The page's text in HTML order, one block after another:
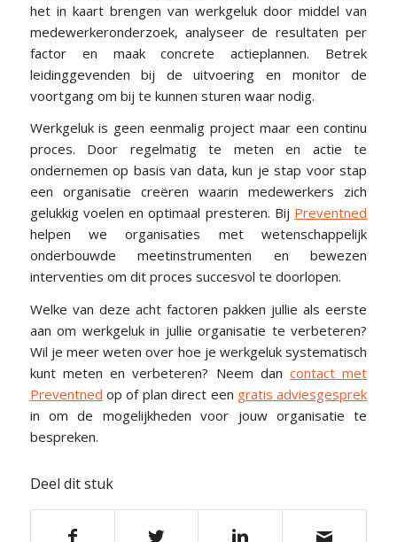
het in kaart brengen van werkgeluk door middel van
medewerkeronderzoek, analyseer de resultaten per
factor en maak concrete actieplannen. Betrek
leidinggevenden bij de uitvoering en monitor de
voortgang om bij te kunnen sturen waar nodig.
Werkgeluk is geen eenmalig project maar een continu
proces. Door regelmatig te meten en actie te
ondernemen op basis van data, kun je stap voor stap
een organisatie creëren waarin medewerkers zich
gelukkig voelen en optimaal presteren. Bij Preventned
helpen we organisaties met wetenschappelijk
onderbouwde meetinstrumenten en bewezen
interventies om dit proces succesvol te doorlopen.
Welke van deze acht factoren pakken jullie als eerste
aan om werkgeluk in jullie organisatie te verbeteren?
Wil je meer weten over hoe je werkgeluk systematisch
kunt meten en verbeteren? Neem dancontact met
Preventned op of plan direct een gratis adviesgesprek
in om de mogelijkheden voor jouw organisatie te
bespreken.
Deel dit stuk